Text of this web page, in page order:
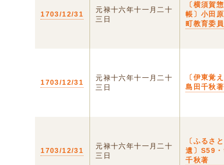
1703/12/31
元禄十六年十一月二十
三日
〔横須賀
帳〕小田
町教育委
1703/12/31
元禄十六年十一月二十
三日
〔伊東覚
島田千秋著
1703/12/31
元禄十六年十一月二十
三日
〔ふるさ
遺〕S59
千秋著